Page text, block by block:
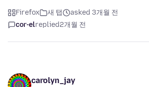
Firefox 새 탭
asked 3개월 전
cor-elreplied2개월 전
carolyn_jay